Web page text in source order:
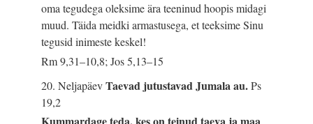
oma tegudega oleksime ära teeninud hoopis midagi
muud. Täida meidki armastusega, et teeksime Sinu
tegusid inimeste keskel!
Rm 9,31–10,8; Jos 5,13–15
20. NeljapäevTaevad jutustavad Jumala au.Ps
19,2